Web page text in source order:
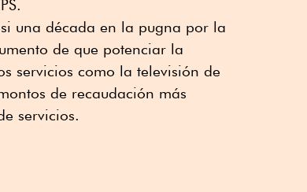
una década en la pugna por la
de que potenciar la
servicios como la televisión de
de recaudación más
servicios.